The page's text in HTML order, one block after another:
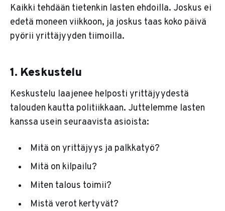
Kaikki tehdään tietenkin lasten ehdoilla. Joskus ei
edetä moneen viikkoon, ja joskus taas koko päivä
pyörii yrittäjyyden tiimoilla.
1. Keskustelu
Keskustelu laajenee helposti yrittäjyydestä
talouden kautta politiikkaan. Juttelemme lasten
kanssa usein seuraavista asioista:
Mitä on yrittäjyys ja palkkatyö?
Mitä on kilpailu?
Miten talous toimii?
Mistä verot kertyvät?